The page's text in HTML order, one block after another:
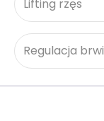
Lifting rzęs
Regulacja brwi